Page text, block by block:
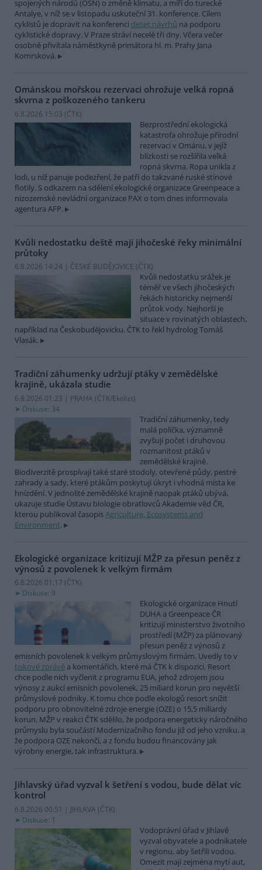
spojených národů (OSN) o změně klimatu, a míří do turecké
Antalye, v níž se v listopadu uskuteční 31. konference. Cílem
cyklistů je dopravit na konferenci deset návrhů na podporu
cyklistické dopravy. V Praze stráví necelé tři dny. Včera večer
osobně přivítala náměstkyně primátora hl. m. Prahy Jana
Komrsková.
Ománskou mořskou rezervaci ohrožuje velká ropná
skvrna z poškozeného tankeru
6.8.2026 15:03 (ČTK)
Bezprostřední ekologická
katastrofa ohrožuje přírodní
rezervaci v Ománu, v jejíž
blízkosti se rozšířila velká
ropná skvrna. Ropa unikla z
lodi, u níž panuje podezření, že patří do takzvané ruské stínové
flotily. S odkazem na sdělení ekologické organizace Greenpeace a
nizozemské nevládní organizace PAX o tom dnes informovala
agentura AFP.
Kvůli nedostatku deště mají jihočeské řeky minimální
průtoky
6.8.2026 14:24 | ČESKÉ BUDĚJOVICE (ČTK)
Kvůli nedostatku srážek je
téměř ve všech jihočeských
řekách historicky nejmenší
průtok vody. Nejhorší je
situace v rovinatých oblastech,
například na Českobudějovicku. ČTK to řekl hydrolog Tomáš
Vlasák.
Tradiční záhumenky udržují ptáky v zemědělské
krajině, ukázala studie
6.8.2026 01:23 | PRAHA (ČTK/Ekolist)
Diskuse: 34
Tradiční záhumenky, tedy
malá políčka, významně
zvyšují počet i druhovou
rozmanitost ptáků v
zemědělské krajině.
Biodiverzitě prospívají také staré stodoly, otevřené půdy, pestré
zahrady a sady, které ptákům poskytují úkryt i vhodná místa ke
hnízdění. V jednolité zemědělské krajině naopak ptáků ubývá,
ukazuje studie Ústavu biologie obratlovců Akademie věd ČR,
kterou publikoval časopisAgriculture, Ecosystems and
Environment.
Ekologické organizace kritizují MŽP za přesun peněz z
výnosů z povolenek k velkým firmám
6.8.2026 01:17 (ČTK)
Diskuse: 9
Ekologické organizace Hnutí
DUHA a Greenpeace ČR
kritizují ministerstvo životního
prostředí (MŽP) za plánovaný
přesun peněz z výnosů z
emisních povolenek k velkým průmyslovým firmám. Uvedly to v
tiskové zprávě a komentářích, které má ČTK k dispozici. Resort
chce podle nich vyčlenit z programu EUA, jehož zdrojem jsou
výnosy z aukcí emisních povolenek, 25 miliard korun pro největší
průmyslové podniky. K tomu chce podle ekologů resort snížit
podporu pro obnovitelné zdroje energie (OZE) o 15,5 miliardy
korun. MŽP v reakci ČTK sdělilo, že podpora energeticky náročného
průmyslu byla součástí Modernizačního fondu již od jeho vzniku, a
že podpora OZE nekončí, a z fondu budou financovány jak
výrobny energie, tak infrastruktura.
Jihlavský úřad vyzval k šetření s vodou, bude dělat víc
kontrol
6.8.2026 00:51 | JIHLAVA (ČTK)
Diskuse: 1
Vodoprávní úřad v Jihlavě
vyzval obyvatele a podnikatele
v regionu, aby šetřili vodou.
Omezit mají zejména mytí aut,